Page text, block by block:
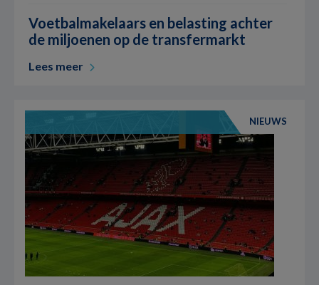
Voetbalmakelaars en belasting achter
de miljoenen op de transfermarkt
Lees meer
NIEUWS